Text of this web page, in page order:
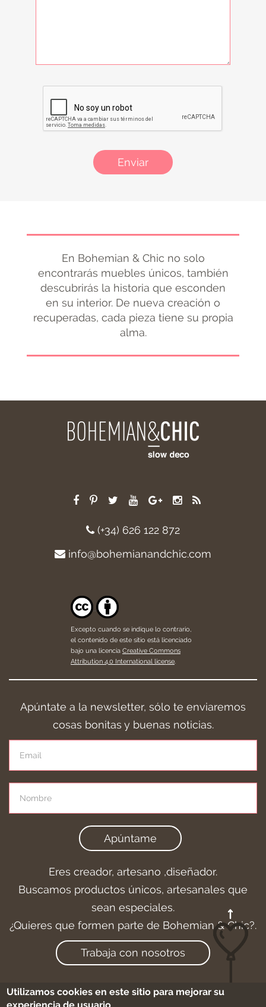
Enviar
En Bohemian & Chic no solo
encontrarás muebles únicos, también
descubrirás la historia que esconden
en su interior. De nueva creación o
recuperadas, cada pieza tiene su propia
alma.
(+34) 626 122 872
info@bohemianandchic.com
Excepto cuando se indique lo contrario,
el contenido de este sitio está licenciado
bajo una licencia Creative Commons
Attribution 4.0 International license.
Apúntate a la newsletter, sólo te enviaremos
cosas bonitas y buenas noticias.
Apúntame
Eres creador, artesano ,diseñador.
Buscamos productos únicos, artesanales que
sean especiales.
¿Quieres que formen parte de Bohemian & Chic?.
Trabaja con nosotros
Utilizamos cookies en este sitio para mejorar su